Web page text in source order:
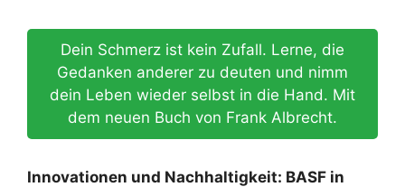
Dein Schmerz ist kein Zufall. Lerne, die
Gedanken anderer zu deuten und nimm
dein Leben wieder selbst in die Hand. Mit
dem neuen Buch von Frank Albrecht.
Innovationen und Nachhaltigkeit: BASF in